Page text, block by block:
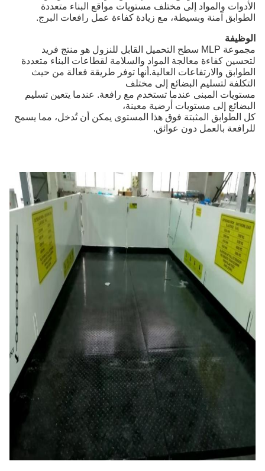
الأدوات والمواد إلى مختلف مستويات مواقع البناء متعددة
الطوابق آمنة وبسيطة، مع زيادة كفاءة عمل رافعات البرج.
الوظيفة
مجموعة MLP سطح التحميل القابل للنزول هو منتج فريد
لتحسين كفاءة معالجة المواد والسلامة لقطاعات البناء متعددة
الطوابق والارتفاعات العالية.أنها توفر طريقة فعالة من حيث
التكلفة لتسليم البضائع إلى مختلف
مستويات المبنى عندما تستخدم مع رافعة. عندما يتعين تسليم
البضائع إلى مستويات أرضية معينة،
كل الطوابق المثبتة فوق هذا المستوى يمكن أن تُدخل، مما يسمح
للرافعة بالعمل دون عوائق.